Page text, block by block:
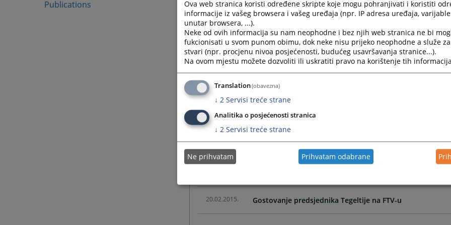
Publications 21.02.2022. VIDEO : Portal Baza sudske prakse
03.09.2021. Podrška pravosuđu u BiH- Jačanje tužilačkih kapaciteta
03.09.2021. Saradnja tužioca i ekonomskih stručnjaka u rješavanju
03.09.2021. Stalna komisija za efikasnost i kvalitet tužilaštava koja
03.09.2021. E-SUD - mobilna aplikacija za pristup sudskim
07.05.2015. Dokumentarac "KORUPCIJA" - Građani se trebaju
20.02.2015. Gostovanje predsjednika Tegeltije na FTV-u
Ova web stranica koristi određene skripte koje mogu pohranjivati i koristiti
informacije iz vašeg browsera i vašeg uređaja (npr. IP adresa uređaja,
unutar browsera, ...).
Neke od ovih informacija su nam neophodne i bez njih web stranica ne bi
fukcionisati u svom punom obimu, dok neke nisu prijeko neophodne a služe
stvari (npr. procjenu nivoa posjećenosti, budućeg usavršavanja stranice...).
Na ovom mjestu možete dozvoliti ili uskratiti pravo na korištenje tih
Translation(obavezna)
↓ 2 Servisi treće strane
Analitika o posjećenosti stranica
↓ 2 Servisi treće strane
Ne prihvatam Prihvatam odabrane